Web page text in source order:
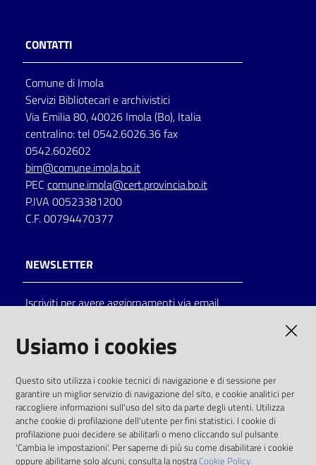
CONTATTI
Comune di Imola
Servizi Bibliotecari e archivistici
Via Emilia 80, 40026 Imola (Bo), Italia
centralino: tel 0542.6026.36 fax
0542.602602
bim@comune.imola.bo.it
PEC comune.imola@cert.provincia.bo.it
P.IVA 00523381200
C.F. 00794470377
NEWSLETTER
Iscriviti per avere aggiornamenti via email
solo alle condizioni previste dalla direttiva
comunitaria 2003/98/CE e dal d.lgs. 36/2006
SOCIAL
Usiamo i cookies
Questo sito utilizza i cookie tecnici di navigazione e di sessione per
garantire un miglior servizio di navigazione del sito, e cookie analitici per
raccogliere informazioni sull'uso del sito da parte degli utenti. Utilizza
anche cookie di profilazione dell'utente per fini statistici. I cookie di
profilazione puoi decidere se abilitarli o meno cliccando sul pulsante
'Cambia le impostazioni'. Per saperne di più su come disabilitare i cookie
oppure abilitarne solo alcuni, consulta la nostraCookie Policy.